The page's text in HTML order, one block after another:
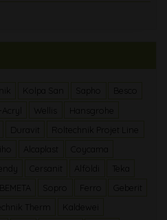
Kolpa San
Besco
Acryl Wellis
Hansgrohe
Duravit
Roltechnik Projet Line
Alcaplast
Cersanit Alföldi
Teka
BEMETA Ferro
Geberit
Therm
Kaldewei